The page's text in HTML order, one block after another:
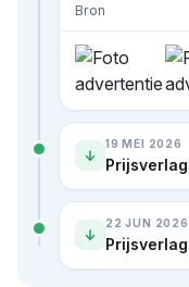
Bron
19 MEI 2026
22 JUN 2026